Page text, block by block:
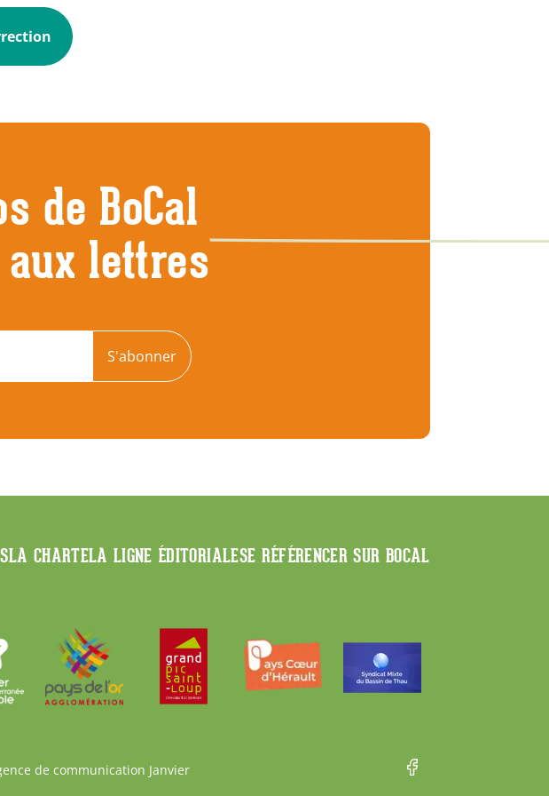
de BoCal
lettres
S'abonner
LA CHARTELA LIGNE ÉDITORIALESE RÉFÉRENCER SUR BOCAL
de communication Janvier